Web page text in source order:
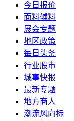
今日报价
面料辅料
展会专题
地区政策
每日头条
行业股市
城事快报
最新专题
地方商人
潮流风向标